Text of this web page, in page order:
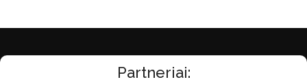
Partneriai: